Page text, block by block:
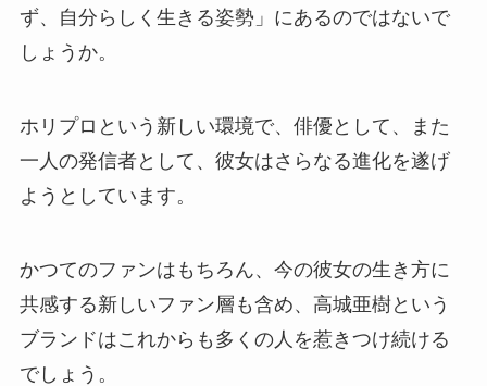
ず、自分らしく生きる姿勢」にあるのではないで
しょうか。
ホリプロという新しい環境で、俳優として、また
一人の発信者として、彼女はさらなる進化を遂げ
ようとしています。
かつてのファンはもちろん、今の彼女の生き方に
共感する新しいファン層も含め、高城亜樹という
ブランドはこれからも多くの人を惹きつけ続ける
でしょう。